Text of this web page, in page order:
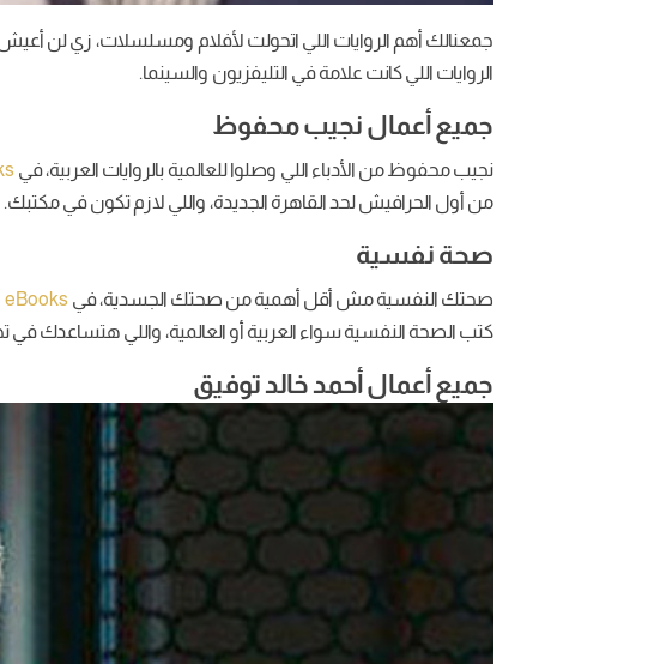
جمعنالك أهم الروايات اللي اتحولت لأفلام ومسلسلات، زي لن
الروايات اللي كانت علامة في التليفزيون والسينما.
جميع أعمال نجيب محفوظ
نجيب محفوظ من الأدباء اللي وصلوا للعالمية بالروايات العربية، في
من أول الحرافيش لحد القاهرة الجديدة، واللي لازم تكون في مكتبك.
صحة نفسية
صحتك النفسية مش أقل أهمية من صحتك الجسدية، في eBooks
كتب الصحة النفسية سواء العربية أو العالمية، واللي هتساعدك
جميع أعمال أحمد خالد توفيق